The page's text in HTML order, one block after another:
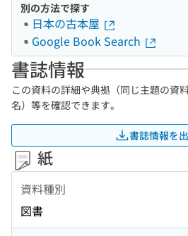
別の方法で探す
日本の古本屋
Google Book Search
書誌情報
この資料の詳細や典拠（同じ主題の資
名）等を確認できます。
書誌情報を
紙
資料種別
図書